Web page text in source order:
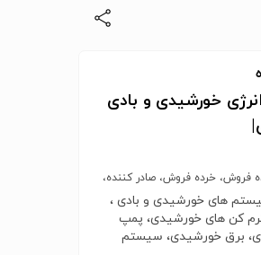
خورشیدی و بادی
فروش، خرده فروش، صادر کننده،
های خورشیدی و بادی ،
کن های خورشیدی، پمپ
برق خورشیدی، سیستم